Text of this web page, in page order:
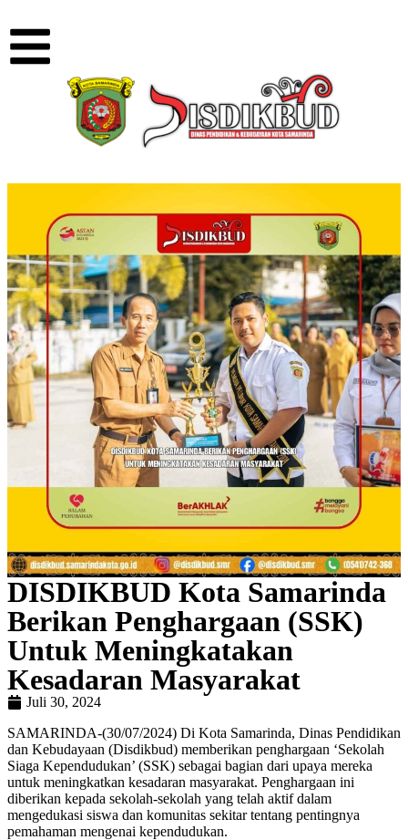
DISDIKBUD Kota Samarinda
Berikan Penghargaan (SSK)
Untuk Meningkatakan
Kesadaran Masyarakat
Juli 30, 2024
SAMARINDA-(30/07/2024) Di Kota Samarinda, Dinas Pendidikan
dan Kebudayaan (Disdikbud) memberikan penghargaan ‘Sekolah
Siaga Kependudukan’ (SSK) sebagai bagian dari upaya mereka
untuk meningkatkan kesadaran masyarakat. Penghargaan ini
diberikan kepada sekolah-sekolah yang telah aktif dalam
mengedukasi siswa dan komunitas sekitar tentang pentingnya
pemahaman mengenai kependudukan.